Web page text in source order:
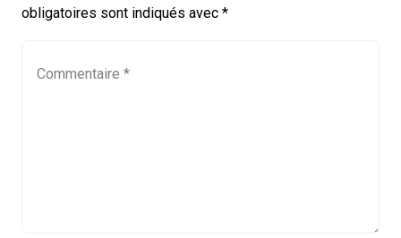
obligatoires sont indiqués avec *